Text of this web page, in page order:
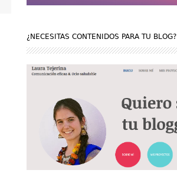
¿NECESITAS CONTENIDOS PARA TU BLOG?